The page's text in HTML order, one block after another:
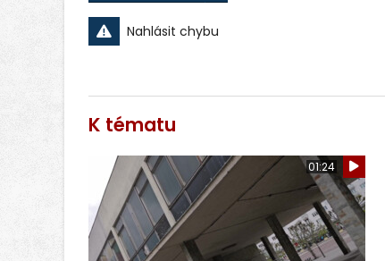
Nahlásit chybu
K tématu
01:24